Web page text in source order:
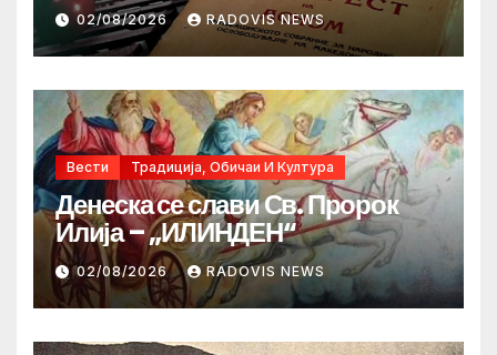
02/08/2026 RADOVIS NEWS
Вести Традиција, Обичаи И Култура
Денеска се слави Св. Пророк
Илија – „ИЛИНДЕН“
02/08/2026 RADOVIS NEWS